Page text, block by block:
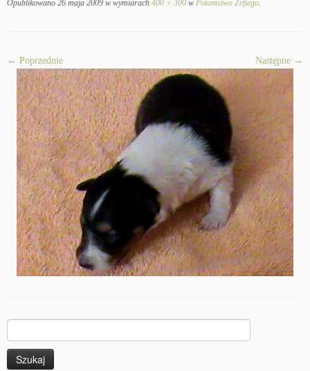
Opublikowano 26 maja 2009 w wymiarach 400 × 300 w Potomstwo Zefiego.
← Poprzednie Następne →